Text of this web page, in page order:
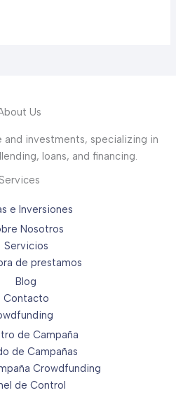
Us
and investments, specializing in
loans, and financing.
Services
e Inversiones
Nosotros
Servicios
de prestamos
Blog
Contacto
de Campaña
de Campañas
Crowdfunding
de Control